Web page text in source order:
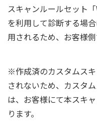
スキャンルールセット
を利用して診断する場
用されるため、お客様側
※作成済のカスタムス
されないため、カスタ
は、お客様にて本スキ
ります。